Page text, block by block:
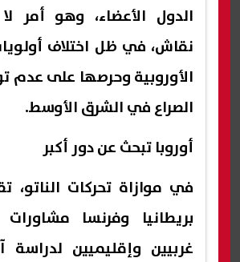
الدول الأعضاء، وهو أمر
نقاش، في ظل اختلاف
الأوروبية وحرصها على عدم
الصراع في الشرق الأوسط.
أوروبا تبحث عن دور أكبر
في موازاة تحركات الناتو،
بريطانيا وفرنسا
غربيين وإقليميين لدراسة